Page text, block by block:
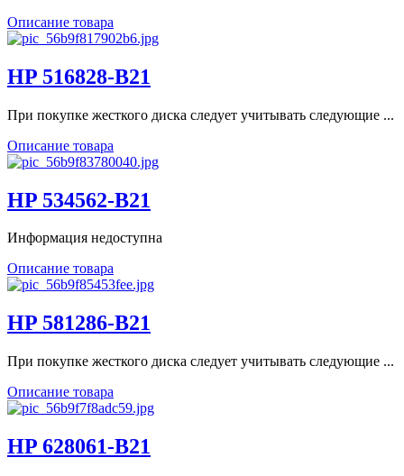
Описание товара
HP 516828-B21
При покупке жесткого диска следует учитывать следующие ...
Описание товара
HP 534562-B21
Информация недоступна
Описание товара
HP 581286-B21
При покупке жесткого диска следует учитывать следующие ...
Описание товара
HP 628061-B21